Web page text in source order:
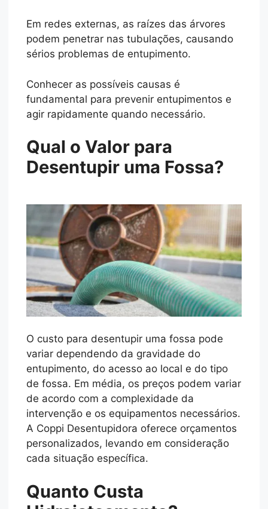
Em redes externas, as raízes das árvores
podem penetrar nas tubulações, causando
sérios problemas de entupimento.
Conhecer as possíveis causas é
fundamental para prevenir entupimentos e
agir rapidamente quando necessário.
Qual o Valor para
Desentupir uma Fossa?
O custo para desentupir uma fossa pode
variar dependendo da gravidade do
entupimento, do acesso ao local e do tipo
de fossa. Em média, os preços podem variar
de acordo com a complexidade da
intervenção e os equipamentos necessários.
A Coppi Desentupidora oferece orçamentos
personalizados, levando em consideração
cada situação específica.
Quanto Custa